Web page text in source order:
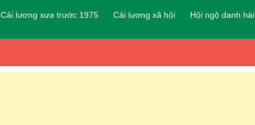
Cải lương xưa trước 1975 Cải lương xã hội Hội ngộ danh hài